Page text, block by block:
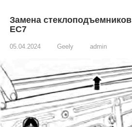
Замена
EC7
05.04.2024 Geely admin